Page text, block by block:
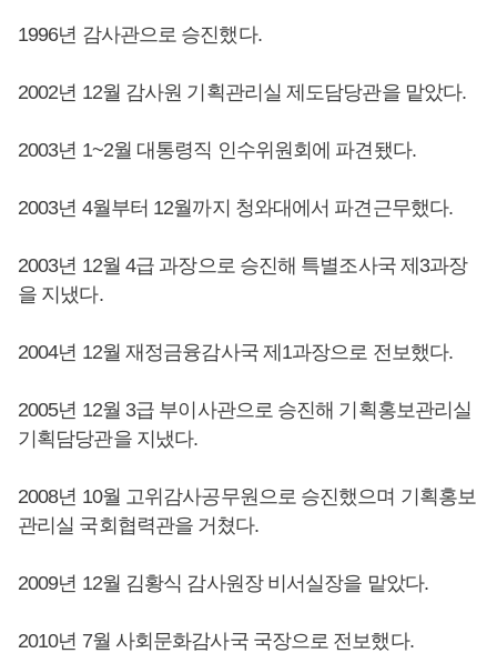
1996년 감사관으로 승진했다.
2002년 12월 감사원 기획관리실 제도담당관을 맡았다.
2003년 1~2월 대통령직 인수위원회에 파견됐다.
2003년 4월부터 12월까지 청와대에서 파견근무했다.
2003년 12월 4급 과장으로 승진해 특별조사국 제3과장
을 지냈다.
2004년 12월 재정금융감사국 제1과장으로 전보했다.
2005년 12월 3급 부이사관으로 승진해 기획홍보관리실
기획담당관을 지냈다.
2008년 10월 고위감사공무원으로 승진했으며 기획홍보
관리실 국회협력관을 거쳤다.
2009년 12월 김황식 감사원장 비서실장을 맡았다.
2010년 7월 사회문화감사국 국장으로 전보했다.